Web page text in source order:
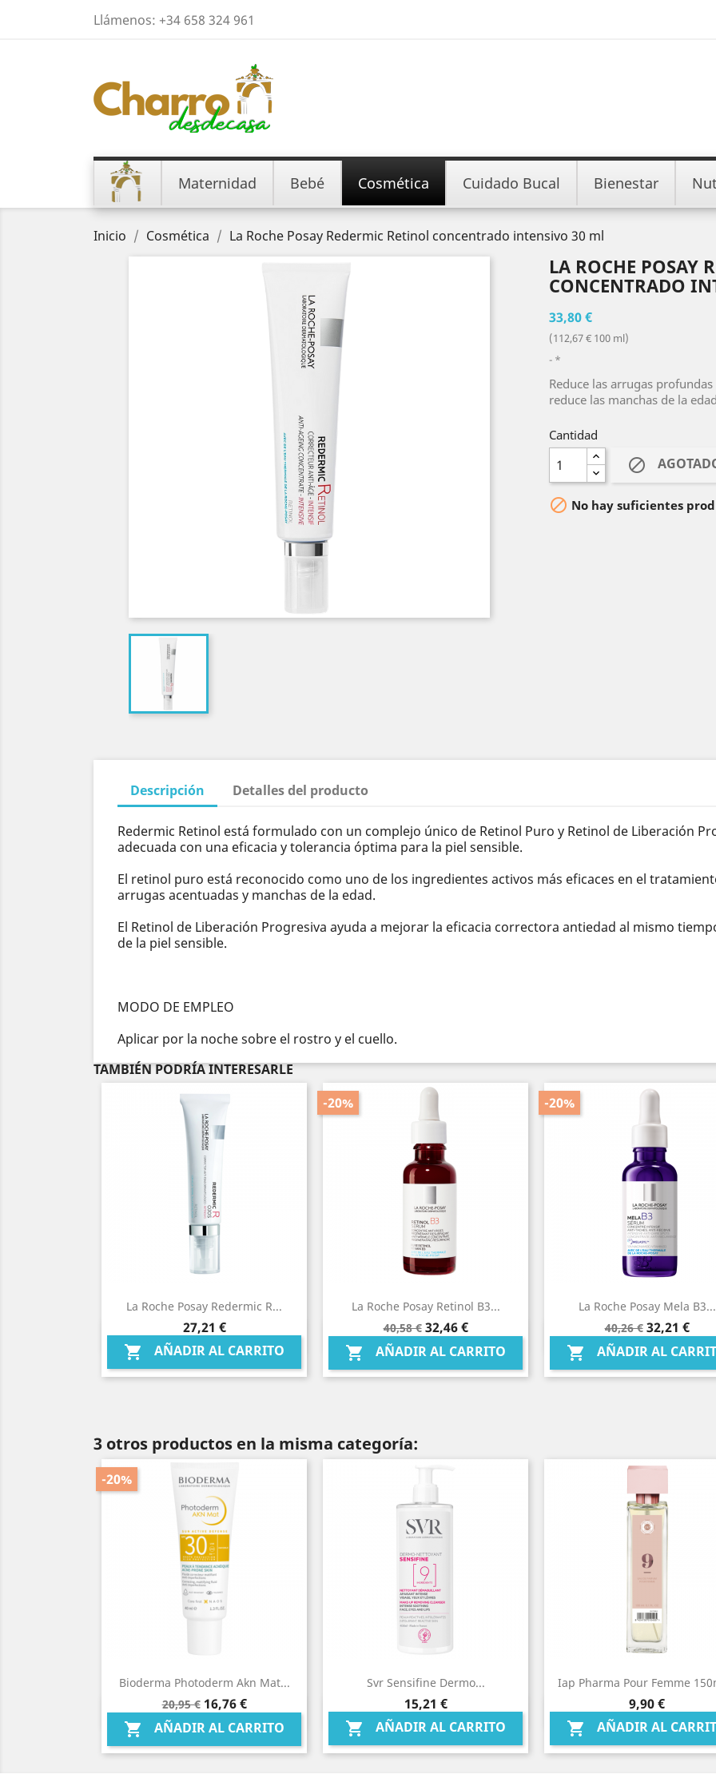
Llámenos: +34 658 324 961
Maternidad Bebé Cosmética Cuidado Bucal Bienestar
Inicio Cosmética La Roche Posay Redermic Retinol concentrado intensivo 30 ml
LA ROCHE POSAY
CONCENTRADO
33,80 €
(112,67 € 100 ml)
*
Reduce las arrugas
reduce las manchas de la
Cantidad

 No hay suficientes
Descripción Detalles del producto
Redermic Retinol está formulado con un complejo único de Retinol Puro y Retinol de Liberación
adecuada con una eficacia y tolerancia óptima para la piel sensible.
El retinol puro está reconocido como uno de los ingredientes activos más eficaces en el
arrugas acentuadas y manchas de la edad.
El Retinol de Liberación Progresiva ayuda a mejorar la eficacia correctora antiedad al mismo
de la piel sensible.
MODO DE EMPLEO
Aplicar por la noche sobre el rostro y el cuello.
TAMBIÉN PODRÍA INTERESARLE
La Roche Posay Redermic R...
Precio
27,21 €
 AÑADIR AL CARRITO
Vista rápida
La Roche Posay Retinol B3...
Precio
base
40,58 €
-20%
Precio
32,46 €
 AÑADIR AL CARRITO
Vista rápida
La Roche Posay Mela B3...
Precio
base
40,26 €
-20%
Precio
32,21 €
 AÑADIR AL
Vista rápida
3 otros productos en la misma categoría:
Bioderma Photoderm Akn Mat...
Precio
base
20,95 €
-20%
Precio
16,76 €
 AÑADIR AL CARRITO
Vista rápida
Svr Sensifine Dermo...
Precio
15,21 €
 AÑADIR AL CARRITO
Vista rápida
Iap Pharma Pour Femme
Precio
9,90 €
 AÑADIR AL
Vista rápida